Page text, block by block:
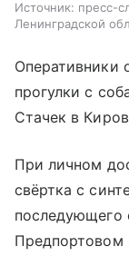
Источник: пресс-
Ленинградской
Оперативники
прогулки с
Стачек в
При личном
свёртка с
последующего
Предпортовом